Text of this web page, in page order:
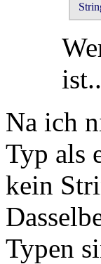
Na ich
Typ als
kein
Typen